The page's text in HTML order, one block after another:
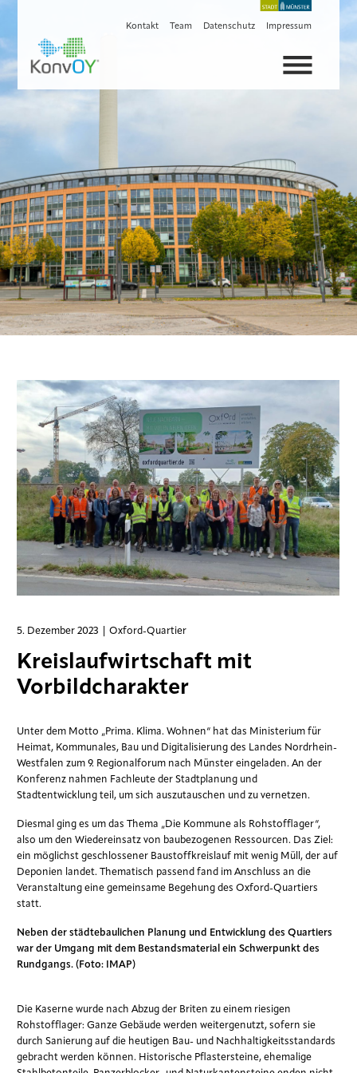
Kontakt Team Datenschutz Impressum
5. Dezember 2023 | Oxford-Quartier
Kreislaufwirtschaft mit
Vorbildcharakter
Unter dem Motto „Prima. Klima. Wohnen“ hat das Ministerium für
Heimat, Kommunales, Bau und Digitalisierung des Landes Nordrhein-
Westfalen zum 9. Regionalforum nach Münster eingeladen. An der
Konferenz nahmen Fachleute der Stadtplanung und
Stadtentwicklung teil, um sich auszutauschen und zu vernetzen.
Diesmal ging es um das Thema „Die Kommune als Rohstofflager“,
also um den Wiedereinsatz von baubezogenen Ressourcen. Das Ziel:
ein möglichst geschlossener Baustoffkreislauf mit wenig Müll, der auf
Deponien landet. Thematisch passend fand im Anschluss an die
Veranstaltung eine gemeinsame Begehung des Oxford-Quartiers
statt.
Neben der städtebaulichen Planung und Entwicklung des Quartiers
war der Umgang mit dem Bestandsmaterial ein Schwerpunkt des
Rundgangs. (Foto: IMAP)
Die Kaserne wurde nach Abzug der Briten zu einem riesigen
Rohstofflager: Ganze Gebäude werden weitergenutzt, sofern sie
durch Sanierung auf die heutigen Bau- und Nachhaltigkeitsstandards
gebracht werden können. Historische Pflastersteine, ehemalige